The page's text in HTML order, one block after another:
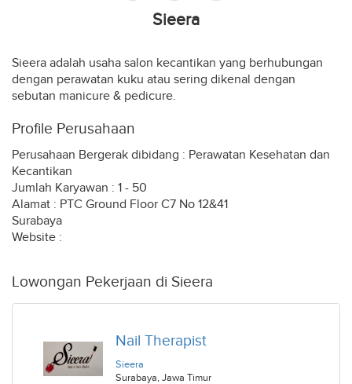
Sieera
Sieera adalah usaha salon kecantikan yang berhubungan
dengan perawatan kuku atau sering dikenal dengan
sebutan manicure & pedicure.
Profile Perusahaan
Perusahaan Bergerak dibidang : Perawatan Kesehatan dan
Kecantikan
Jumlah Karyawan : 1 - 50
Alamat : PTC Ground Floor C7 No 12&41
Surabaya
Website :
Lowongan Pekerjaan di Sieera
Nail Therapist
Sieera
Surabaya, Jawa Timur